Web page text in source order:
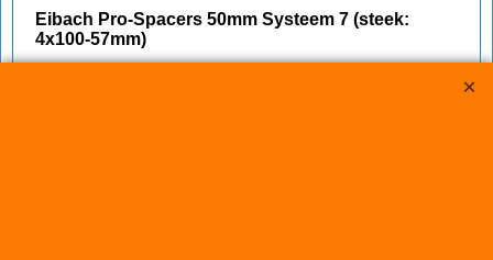
Eibach Pro-Spacers 50mm Systeem 7 (steek:
4x100-57mm)